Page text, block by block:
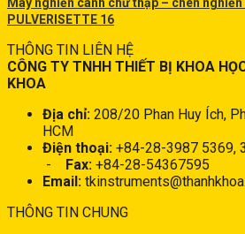
Máy nghiền cánh chữ thập – chèn
PULVERISETTE 16
THÔNG TIN LIÊN HỆ
CÔNG TY TNHH THIẾT BỊ KHOA
KHOA
Địa chỉ: 208/20 Phan Huy Ích,
HCM
Điện thoại: +84-28-3987 5369,
-
Fax: +84-28-54367595
Email:
THÔNG TIN CHUNG